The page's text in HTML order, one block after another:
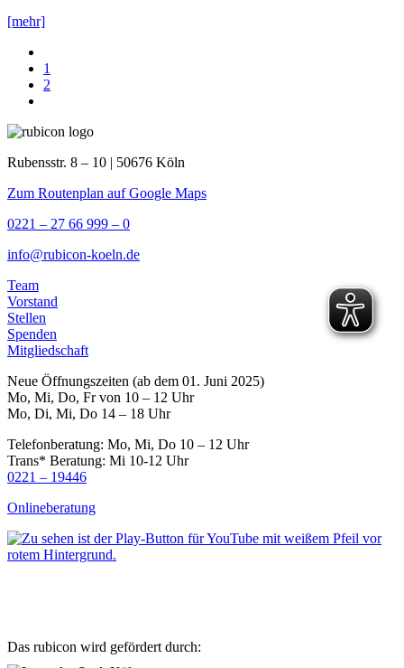
[mehr]
1
2
Rubensstr. 8 – 10 | 50676 Köln
Zum Routenplan auf Google Maps
0221 – 27 66 999 – 0
info@rubicon-koeln.de
Team
Vorstand
Stellen
Spenden
Mitgliedschaft
Neue Öffnungszeiten (ab dem 01. Juni 2025)
Mo, Mi, Do, Fr von 10 – 12 Uhr
Mo, Di, Mi, Do 14 – 18 Uhr
Telefonberatung: Mo, Mi, Do 10 – 12 Uhr
Trans* Beratung: Mi 10-12 Uhr
0221 – 19446
Onlineberatung
Das rubicon wird gefördert durch: